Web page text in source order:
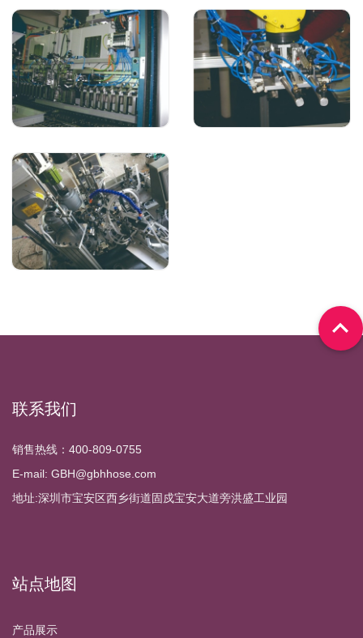

联系我们
销售热线：400-809-0755
E-mail: GBH@gbhhose.com
地址:深圳市宝安区西乡街道固戍宝安大道旁洪盛工业园
站点地图
产品展示